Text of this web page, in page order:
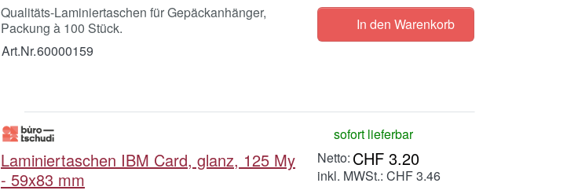
Qualitäts-Laminiertaschen für Gepäckanhänger,
Packung à 100 Stück.
Art.Nr.60000159
In den Warenkorb
Laminiertaschen IBM Card, glanz, 125 My
- 59x83 mm
sofort lieferbar
CHF 3.20
inkl. MWSt.: CHF 3.46